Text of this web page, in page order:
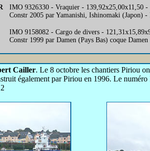
IMO 9326330 - Vraquier - 139,92x25,00x11,50
Constr 2005 par Yamanishi, Ishinomaki
IMO 9158082 - Cargo de divers -
Constr 1999 par Damen (Pays Bas) coque
Cailler. Le 8 octobre les chantiers Piriou
également par Piriou en 1996. Le